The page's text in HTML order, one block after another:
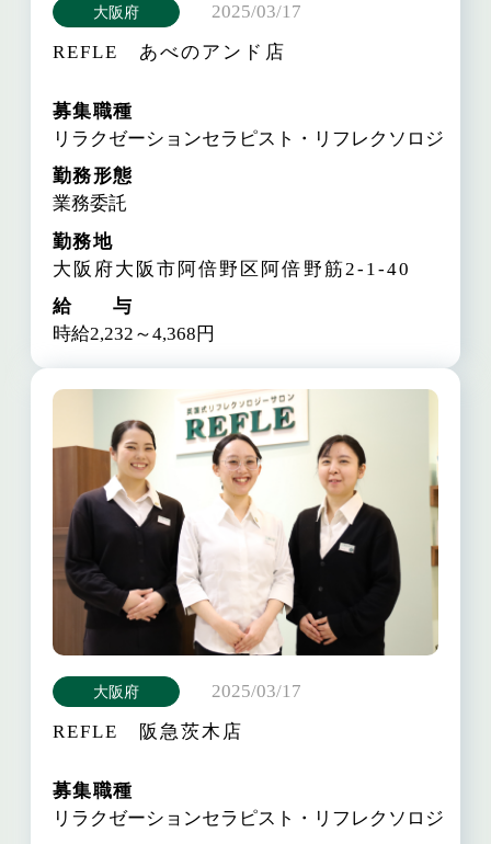
大阪府
2025/03/17
REFLE あべのアンド店
募集職種
リラクゼーションセラピスト・リフレクソロジスト
勤務形態
業務委託
勤務地
大阪府大阪市阿倍野区阿倍野筋2-1-40
給 与
時給2,232～4,368円
大阪府
2025/03/17
REFLE 阪急茨木店
募集職種
リラクゼーションセラピスト・リフレクソロジスト